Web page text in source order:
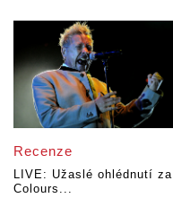
Recenze
LIVE: Užaslé ohlédnutí za
Colours...